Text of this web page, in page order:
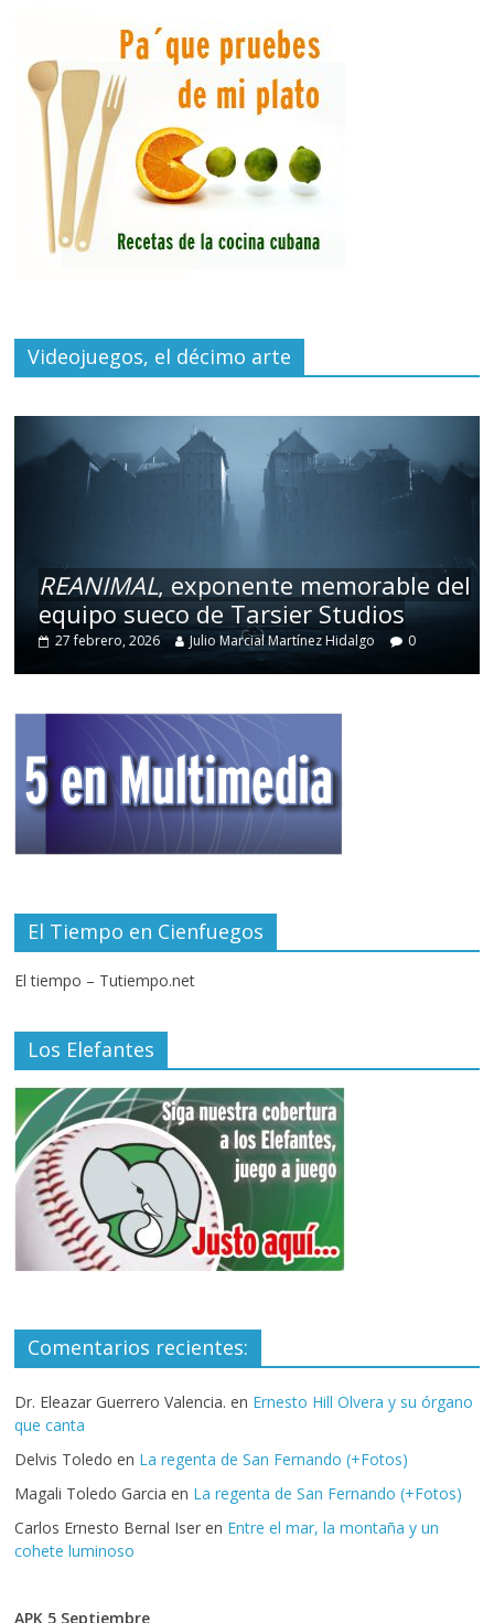
Videojuegos, el décimo arte
REANIMAL, exponente memorable del
equipo sueco de Tarsier Studios
27 febrero, 2026 Julio Marcial Martínez Hidalgo 0
El Tiempo en Cienfuegos
El tiempo – Tutiempo.net
Los Elefantes
Comentarios recientes:
Dr. Eleazar Guerrero Valencia. en Ernesto Hill Olvera y su órgano
que canta
Delvis Toledo en La regenta de San Fernando (+Fotos)
Magali Toledo Garcia en La regenta de San Fernando (+Fotos)
Carlos Ernesto Bernal Iser en Entre el mar, la montaña y un
cohete luminoso
APK 5 Septiembre